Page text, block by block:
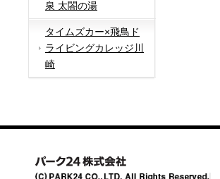
泉 太閤の湯
タイムズカー×飛鳥ド
ライビングカレッジ川
崎